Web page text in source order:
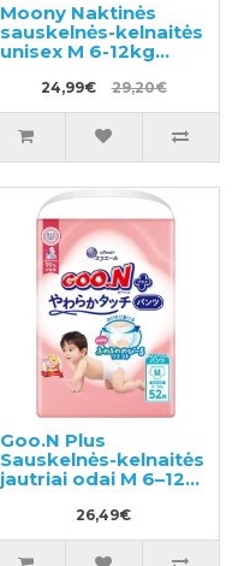
Moony Naktinės
sauskelnės-kelnaitės
unisex M 6-12kg
24,99€ 29,20€
Goo.N Plus
Sauskelnės-kelnaitės
jautriai odai M 6–12
26,49€